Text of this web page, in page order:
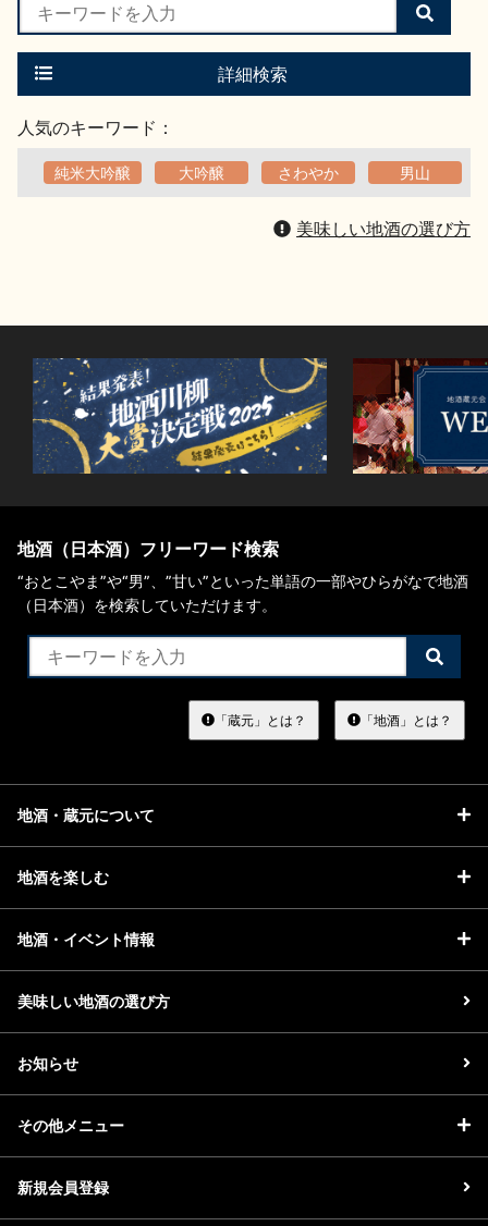
検
索
す
詳細検索
人気のキーワード：
純米大吟醸 大吟醸 さわやか 男山
美味しい地酒の選び方
地酒（日本酒）フリーワード検索
“おとこやま”や“男”、”甘い”といった単語の一部やひらがなで地酒
（日本酒）を検索していただけます。
検
索
る
「蔵元」とは？ 「地酒」とは？
地酒・蔵元について
地酒を楽しむ
地酒・イベント情報
美味しい地酒の選び方
お知らせ
その他メニュー
新規会員登録